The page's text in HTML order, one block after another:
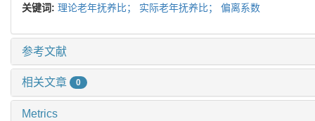
关键词: 理论老年抚养比； 实际老年抚养比； 偏离系数
参考文献
相关文章 0
Metrics